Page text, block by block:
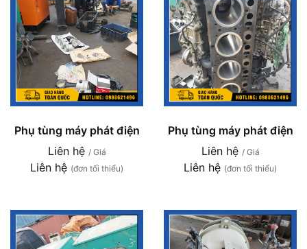
Phụ tùng máy phát điện
Liên hệ / Giá
Liên hệ (đơn tối thiểu)
Phụ tùng máy phát điện
Liên hệ / Giá
Liên hệ (đơn tối thiểu)